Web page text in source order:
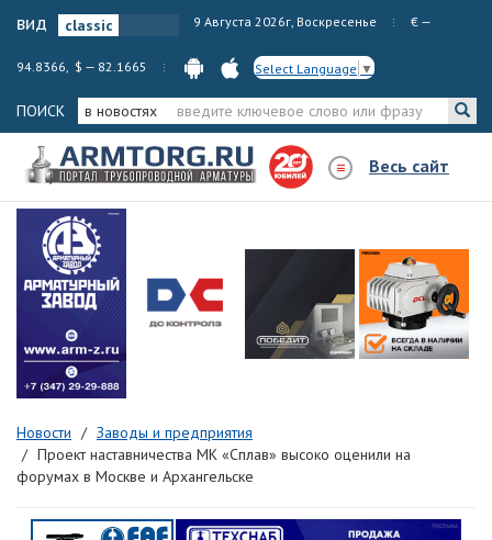
вид 9 Августа 2026г, Воскресенье € —
94.8366, $ — 82.1665 Select Language ▼
ПОИСК в новостях
Весь сайт
Новости
Заводы и предприятия
Проект наставничества МК «Сплав» высоко оценили на
форумах в Москве и Архангельске